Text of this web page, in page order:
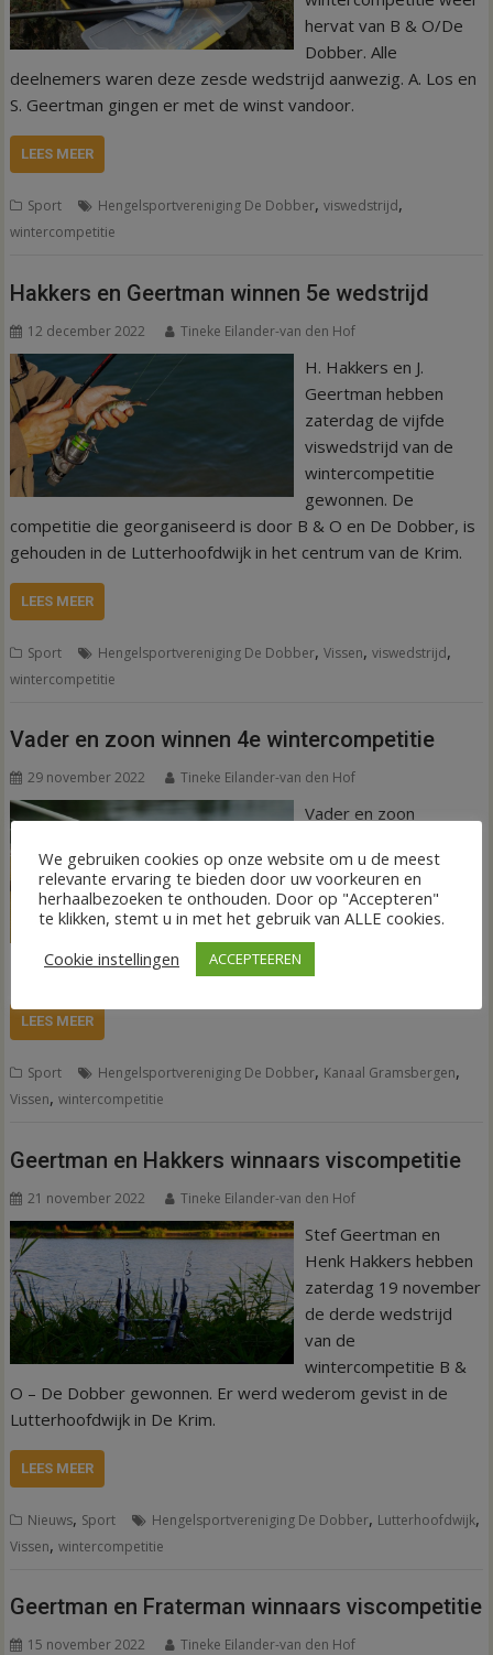
hervat van B & O/De
Dobber. Alle
deelnemers waren deze zesde wedstrijd aanwezig. A. Los en
S. Geertman gingen er met de winst vandoor.
LEES MEER
Sport Hengelsportvereniging De Dobber,viswedstrijd,
wintercompetitie
Hakkers en Geertman winnen 5e wedstrijd
12 december 2022 Tineke Eilander-van den Hof
H. Hakkers en J.
Geertman hebben
zaterdag de vijfde
viswedstrijd van de
wintercompetitie
gewonnen. De
competitie die georganiseerd is door B & O en De Dobber, is
gehouden in de Lutterhoofdwijk in het centrum van de Krim.
LEES MEER
Sport Hengelsportvereniging De Dobber,Vissen,viswedstrijd,
wintercompetitie
Vader en zoon winnen 4e wintercompetitie
29 november 2022 Tineke Eilander-van den Hof
Vader en zoon
winnaars geworden
van de vierde
viswedstrijd van de
wintercompetitie.
Deze is zaterdag gehouden in het kanaal bij Gramsbergen.
LEES MEER
Sport Hengelsportvereniging De Dobber, Kanaal Gramsbergen,
Vissen,wintercompetitie
Geertman en Hakkers winnaars viscompetitie
21 november 2022 Tineke Eilander-van den Hof
Stef Geertman en
Henk Hakkers hebben
zaterdag 19 november
de derde wedstrijd
van de
wintercompetitie B &
O – De Dobber gewonnen. Er werd wederom gevist in de
Lutterhoofdwijk in De Krim.
LEES MEER
Nieuws, Sport Hengelsportvereniging De Dobber, Lutterhoofdwijk,
Vissen,wintercompetitie
Geertman en Fraterman winnaars viscompetitie
15 november 2022 Tineke Eilander-van den Hof
We gebruiken cookies op onze website om u de meest
relevante ervaring te bieden door uw voorkeuren en
herhaalbezoeken te onthouden. Door op "Accepteren"
te klikken, stemt u in met het gebruik van ALLE cookies.
Cookie instellingen
ACCEPTEEREN